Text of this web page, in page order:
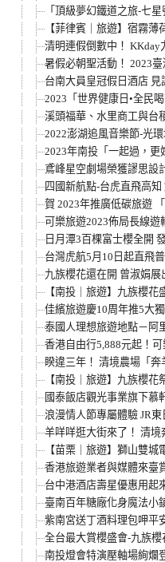
「頂級夢幻鐵道之旅-七
【菲律賓｜旅遊】宿霧
清明連假倒數中！ KKday
暑假必朝聖活動！ 2023
台南大員皇冠假日酒店
2023「世界健康日•全民
溪頭福華、水里商工與台
2022澎湖追風音樂節-光
2023年南投「一起過，
鳶峰星空劇場榮獲謬思設
四國新航點-台虎直飛高
賀 2023年推廣低碳旅遊
可樂旅遊2023佈局長線遊
日月潭3百棵富士櫻全開
台灣虎航5月10日起直飛
九族櫻花還在開 曾淑娟
【南投｜旅遊】九族櫻
佳繽旅遊慶10周年推5大
泰國人理想旅遊地點－阿
香港自由行5,888元起！
睽違三年！ 清境農場「
【南投｜旅遊】九族櫻
國泰飯店觀光事業旗下慕
浪漫情人節專屬體驗 JR
羊咩咩逛大街來了！ 清
【苗栗｜旅遊】獅山雙
香港旅遊業者與媒體來臺
台中港酒店壽星優惠用起
臺南百年糖廠化身魔法小
紫南宮送丁酒料理包呷平
全台最大賞櫻盛會-九族
南投燈會特演壓軸場絢爛